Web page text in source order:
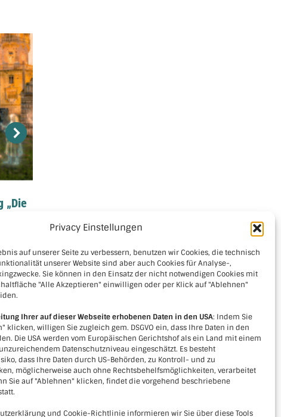
Privacy Einstellungen
auf unserer Seite zu verbessern, benutzen wir Cookies, die technisch
unserer Website sind aber auch Cookies für Analyse-,
Sie können in den Einsatz der nicht notwendigen Cookies mit
"Alle Akzeptieren" einwilligen oder per Klick auf "Ablehnen"
Ihrer auf dieser Webseite erhobenen Daten in den USA: Indem Sie
klicken, willigen Sie zugleich gem. DSGVO ein, dass Ihre Daten in den
Die USA werden vom Europäischen Gerichtshof als ein Land mit einem
Datenschutzniveau eingeschätzt. Es besteht
dass Ihre Daten durch US-Behörden, zu Kontroll- und zu
möglicherweise auch ohne Rechtsbehelfsmöglichkeiten, verarbeitet
Sie auf "Ablehnen" klicken, findet die vorgehend beschriebene
und Cookie-Richtlinie informieren wir Sie über diese Tools
„Die
Konzept
Kontakt